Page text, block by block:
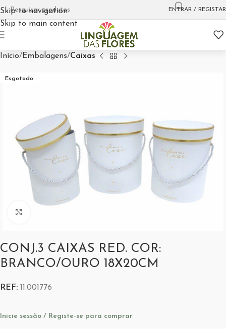
Skip to navigation
Skip to main content
ENTRAR / REGISTAR
Início Embalagens Caixas
Esgotado
CONJ.3 CAIXAS RED. COR:
BRANCO/OURO 18X20CM
REF: 11.001776
Inicie sessão / Registe-se para comprar